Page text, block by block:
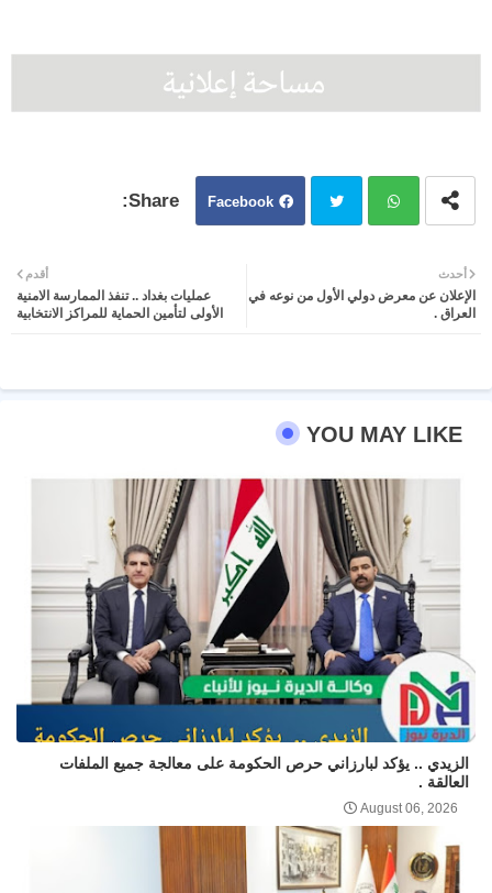
Facebook
ter atsa
أحدث
الإعلان عن معرض دولي الأول من نوعه في
العراق .
أقدم
عمليات بغداد .. تنفذ الممارسة الامنية
الأولى لتأمين الحماية للمراكز الانتخابية
YOU MAY LIKE
الزيدي .. يؤكد لبارزاني حرص الحكومة على معالجة جميع الملفات
العالقة .
August 06, 2026